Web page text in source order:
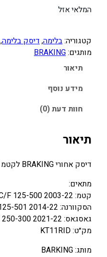
ו
ר
ה
0
0
₪
כ
0
0
המלאי אזל
קטגוריה:בלימה, דיסק בלימה,
מותגים:BRAKING
תיאור
מידע נוסף
חוות דעת (0)
תיאור
דיסק אחורי BRAKING לקטמ הסקוורנה גאסגאס
מתאים:
קטמ: EXC/F 125-500 2003-22
הסקוורנה: TE/FC 125-501 2014-22
גאסגאס: EC/F 250-300 2021-22
מק״ט: KT11RID
מותג: BARKING